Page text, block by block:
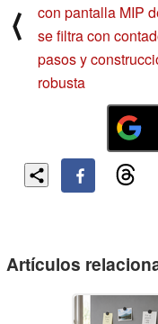
⟨
con pantalla MIP
se filtra con
pasos y
robusta
Artículos